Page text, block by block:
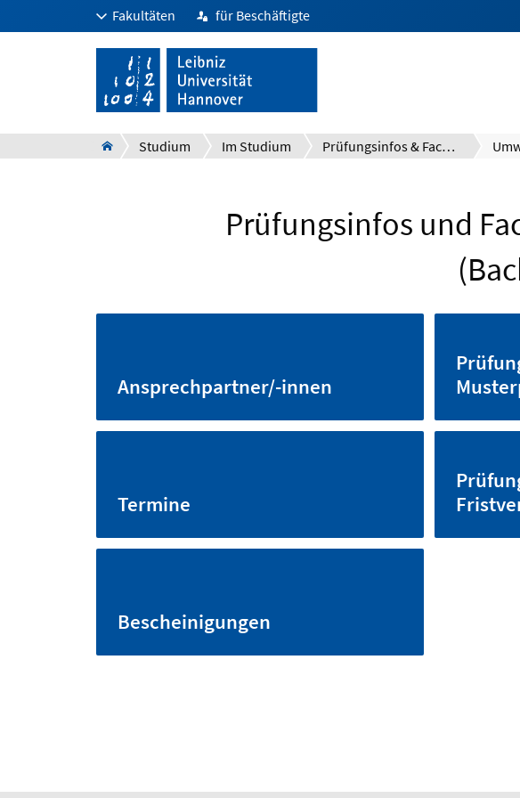
Fakultäten für Beschäftigte
Studium Im Studium Prüfungsinfos & Fachberatung
Prüfungsinfos und
Ansprechpartner/-innen
Termine
Bescheinigungen